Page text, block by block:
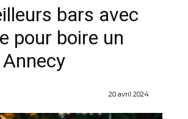
bars avec
pour boire un
20 avril 2024